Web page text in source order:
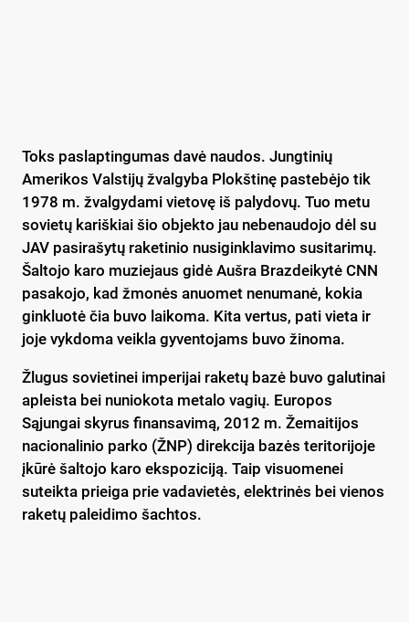
Toks paslaptingumas davė naudos. Jungtinių
Amerikos Valstijų žvalgyba Plokštinę pastebėjo tik
1978 m. žvalgydami vietovę iš palydovų. Tuo metu
sovietų kariškiai šio objekto jau nebenaudojo dėl su
JAV pasirašytų raketinio nusiginklavimo susitarimų.
Šaltojo karo muziejaus gidė Aušra Brazdeikytė CNN
pasakojo, kad žmonės anuomet nenumanė, kokia
ginkluotė čia buvo laikoma. Kita vertus, pati vieta ir
joje vykdoma veikla gyventojams buvo žinoma.
Žlugus sovietinei imperijai raketų bazė buvo galutinai
apleista bei nuniokota metalo vagių. Europos
Sąjungai skyrus finansavimą, 2012 m. Žemaitijos
nacionalinio parko (ŽNP) direkcija bazės teritorijoje
įkūrė šaltojo karo ekspoziciją. Taip visuomenei
suteikta prieiga prie vadavietės, elektrinės bei vienos
raketų paleidimo šachtos.